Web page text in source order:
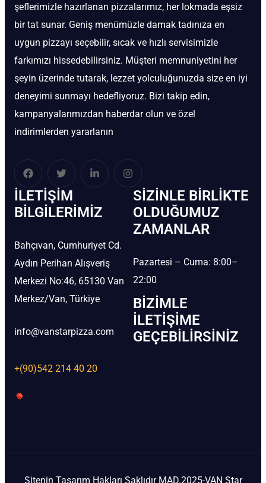
şeflerimizle hazırlanan pizzalarımız, her lokmada eşsiz
bir tat sunar. Geniş menümüzle damak tadınıza en
uygun pizzayı seçebilir, sıcak ve hızlı servisimizle
farkımızı hissedebilirsiniz. Müşteri memnuniyetini her
şeyin üzerinde tutarak, lezzet yolculuğunuzda size en iyi
deneyimi sunmayı hedefliyoruz. Bizi takip edin,
kampanyalarımızdan haberdar olun ve özel
indirimlerden yararlanın
İLETIŞIM
BİLGILERIMIZ
Bahçıvan, Cumhuriyet Cd.
Aydın Perihan Alışveriş
Merkezi No:46, 65130 Van
Merkez/Van, Türkiye
info@vanstarpizza.com
+(90)542 214 40 20
SIZINLE BIRLIKTE
OLDUĞUMUZ
ZAMANLAR
Pazartesi – Cuma: 8:00–
22:00
BIZIMLE
İLETIŞIME
GEÇEBILIRSINIZ
Sitenin Tasarım Hakları Saklıdır MAD.2025-VAN Star